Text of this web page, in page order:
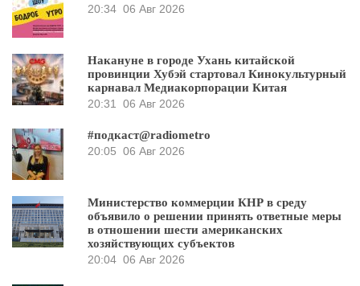
20:34 06 Авг 2026
Накануне в городе Ухань китайской
провинции Хубэй стартовал Кинокультурный
карнавал Медиакорпорации Китая
20:31
06 Авг 2026
#подкаст@radiometro
20:05 06 Авг 2026
Министерство коммерции КНР в среду
объявило о решении принять ответные меры
в отношении шести американских
хозяйствующих субъектов
20:04 06 Авг 2026